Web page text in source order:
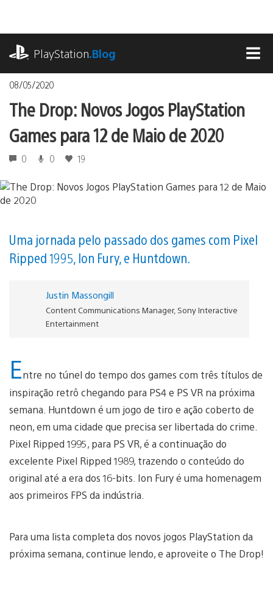
o
conteúdo
PlayStation.Blog
08/05/2020
The Drop: Novos Jogos PlayStation
Games para 12 de Maio de 2020
0 0 19
Uma jornada pelo passado dos games com Pixel
Ripped 1995, Ion Fury, e Huntdown.
Justin Massongill
Content Communications Manager, Sony Interactive
Entertainment
Entre no túnel do tempo dos games com três títulos de
inspiração retrô chegando para PS4 e PS VR na próxima
semana. Huntdown é um jogo de tiro e ação coberto de
neon, em uma cidade que precisa ser libertada do crime.
Pixel Ripped 1995, para PS VR, é a continuação do
excelente Pixel Ripped 1989, trazendo o conteúdo do
original até a era dos 16-bits. Ion Fury é uma homenagem
aos primeiros FPS da indústria.
Para uma lista completa dos novos jogos PlayStation da
próxima semana, continue lendo, e aproveite o The Drop!